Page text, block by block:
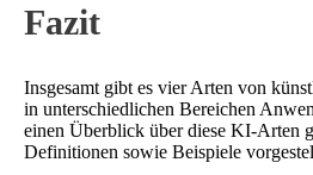
Fazit
Insgesamt gibt es vier Arten von
in unterschiedlichen Bereichen
einen Überblick über diese KI-Arten
Definitionen sowie Beispiele